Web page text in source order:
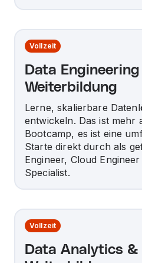
Vollzeit
Data Engineering
Weiterbildung
Lerne, skalierbare
entwickeln. Das ist mehr
Bootcamp, es ist eine
Starte direkt durch als
Engineer, Cloud
Specialist.
Vollzeit
Data Analytics &